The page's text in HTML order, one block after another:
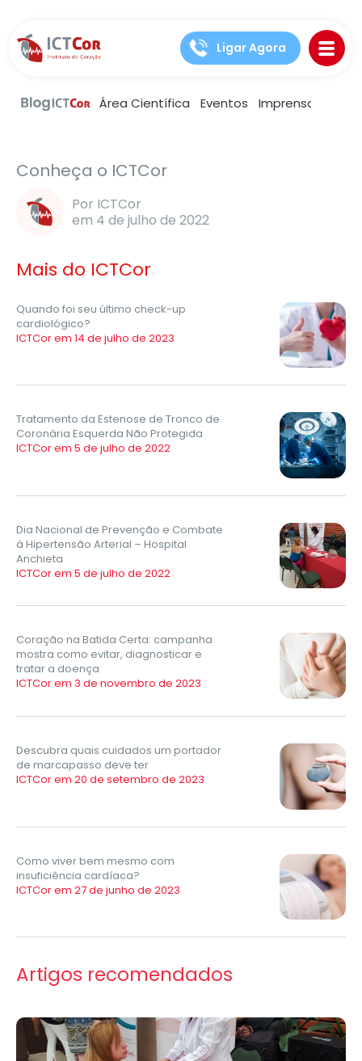
Ligar Agora
Área Científica Eventos Imprensa
Conheça o ICTCor
Por ICTCor
em 4 de julho de 2022
Mais do ICTCor
Quando foi seu último check-up
cardiológico?
ICTCor em 14 de julho de 2023
Tratamento da Estenose de Tronco de
Coronária Esquerda Não Protegida
ICTCor em 5 de julho de 2022
Dia Nacional de Prevenção e Combate
à Hipertensão Arterial – Hospital
Anchieta
ICTCor em 5 de julho de 2022
Coração na Batida Certa: campanha
mostra como evitar, diagnosticar e
tratar a doença
ICTCor em 3 de novembro de 2023
Descubra quais cuidados um portador
de marcapasso deve ter
ICTCor em 20 de setembro de 2023
Como viver bem mesmo com
insuficiência cardíaca?
ICTCor em 27 de junho de 2023
Artigos recomendados